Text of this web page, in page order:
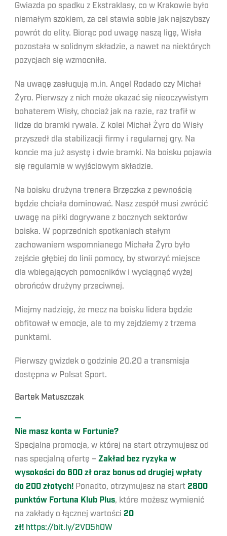
Gwiazda po spadku z Ekstraklasy, co w Krakowie było
niemałym szokiem, za cel stawia sobie jak najszybszy
powrót do elity. Biorąc pod uwagę naszą ligę, Wisła
pozostała w solidnym składzie, a nawet na niektórych
pozycjach się wzmocniła.
Na uwagę zasługują m.in. Angel Rodado czy Michał
Żyro. Pierwszy z nich może okazać się nieoczywistym
bohaterem Wisły, chociaż jak na razie, raz trafił w
lidze do bramki rywala. Z kolei Michał Żyro do Wisły
przyszedł dla stabilizacji firmy i regularnej gry. Na
koncie ma już asystę i dwie bramki. Na boisku pojawia
się regularnie w wyjściowym składzie.
Na boisku drużyna trenera Brzęczka z pewnością
będzie chciała dominować. Nasz zespół musi zwrócić
uwagę na piłki dogrywane z bocznych sektorów
boiska. W poprzednich spotkaniach stałym
zachowaniem wspomnianego Michała Żyro było
zejście głębiej do linii pomocy, by stworzyć miejsce
dla wbiegających pomocników i wyciągnąć wyżej
obrońców drużyny przeciwnej.
Miejmy nadzieję, że mecz na boisku lidera będzie
obfitował w emocje, ale to my zejdziemy z trzema
punktami.
Pierwszy gwizdek o godzinie 20.20 a transmisja
dostępna w Polsat Sport.
Bartek Matuszczak
—
Nie masz konta w Fortunie?
Specjalna promocja, w której na start otrzymujesz od
nas specjalną ofertę – Zakład bez ryzyka w
wysokości do 600 zł oraz bonus od drugiej wpłaty
do 200 złotych! Ponadto, otrzymujesz na start 2800
punktów Fortuna Klub Plus, które możesz wymienić
na zakłady o łącznej wartości 20
zł! https://bit.ly/2V05h0W